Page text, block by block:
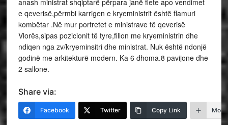
anash ministrat shqiptarë përpara janë flete apo vendimet
e qeverisë,përmbi karrigen e kryeministrit është flamuri
kombëtar .Në mur portretet e ministrave të qeverisë
Vlorës,sipas pozicionit të tyre,fillon me kryeministrin dhe
ndiqen nga zv/kryeminsitri dhe ministrat. Nuk është ndonjë
godinë me arkitekturë modern. Ka 6 dhoma.8 pavijone dhe
2 sallone.
Share via:
Facebook Twitter Copy Link More